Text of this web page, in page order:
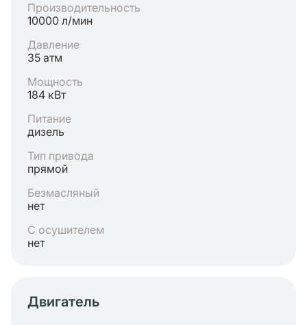
Производительность
10000 л/мин
Давление
35 атм
Мощность
184 кВт
Питание
дизель
Тип привода
прямой
Безмасляный
нет
С осушителем
нет
Двигатель